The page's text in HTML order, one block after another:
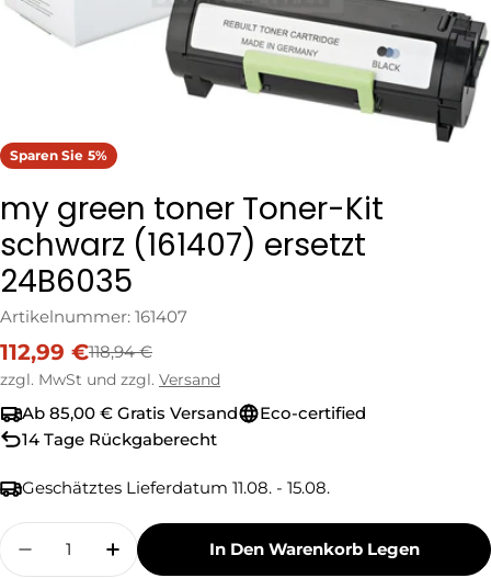
Sparen Sie 5%
my green toner Toner-Kit
schwarz (161407) ersetzt
24B6035
Artikelnummer: 161407
Verkaufspreis
112,99 €
Regulärer
Preis
118,94 €
zzgl. MwSt und zzgl. Versand
Ab 85,00 € Gratis Versand
Eco-certified
14 Tage Rückgaberecht
Geschätztes Lieferdatum 11.08. - 15.08.
Menge
Menge Für My Green Toner Toner-Kit
Menge Für My Green Toner Toner-
In Den Warenkorb Legen